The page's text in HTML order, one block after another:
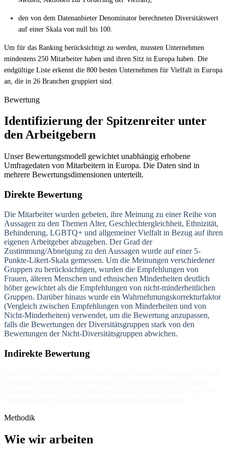
den von dem Datenanbieter Denominator berechneten Diversitätswert
auf einer Skala von null bis 100.
Um für das Ranking berücksichtigt zu werden, mussten Unternehmen
mindestens 250 Mitarbeiter haben und ihren Sitz in Europa haben. Die
endgültige Liste erkennt die 800 besten Unternehmen für Vielfalt in Europa
an, die in 26 Branchen gruppiert sind.
Bewertung
Identifizierung der Spitzenreiter unter
den Arbeitgebern
Unser Bewertungsmodell gewichtet unabhängig erhobene
Umfragedaten von Mitarbeitern in Europa. Die Daten sind in
mehrere Bewertungsdimensionen unterteilt.
Direkte Bewertung
Die Mitarbeiter wurden gebeten, ihre Meinung zu einer Reihe von
Aussagen zu den Themen Alter, Geschlechtergleichheit, Ethnizität,
Behinderung, LGBTQ+ und allgemeiner Vielfalt in Bezug auf ihren
eigenen Arbeitgeber abzugeben. Der Grad der
Zustimmung/Abneigung zu den Aussagen wurde auf einer 5-
Punkte-Likert-Skala gemessen. Um die Meinungen verschiedener
Gruppen zu berücksichtigen, wurden die Empfehlungen von
Frauen, älteren Menschen und ethnischen Minderheiten deutlich
höher gewichtet als die Empfehlungen von nicht-minderheitlichen
Gruppen. Darüber hinaus wurde ein Wahrnehmungskorrekturfaktor
(Vergleich zwischen Empfehlungen von Minderheiten und von
Nicht-Minderheiten) verwendet, um die Bewertung anzupassen,
falls die Bewertungen der Diversitätsgruppen stark von den
Bewertungen der Nicht-Diversitätsgruppen abwichen.
Indirekte Bewertung
Methodik
Wie wir arbeiten